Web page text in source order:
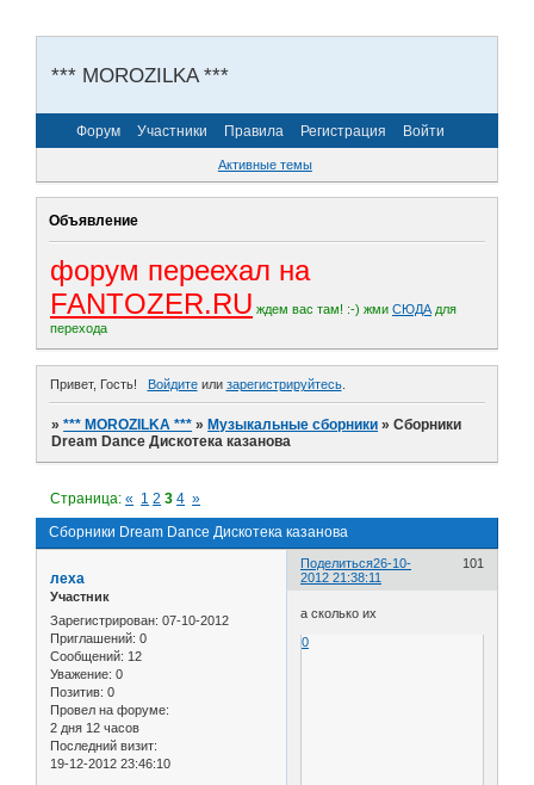
*** MOROZILKA ***
Форум Участники Правила Регистрация Войти
Активные темы
Объявление
форум переехал на
FANTOZER.RU ждем вас там! :-) жми СЮДА для
перехода
Привет, Гость! Войдитеили зарегистрируйтесь.
»*** MOROZILKA *** » Музыкальные сборники »Сборники
Dream Dance Дискотека казанова
Сборники Dream Dance Дискотека казанова
Страница:« 1 2 3 4 »
Поделиться 101
26-10-
2012 21:38:11
леха
Участник
Зарегистрирован: 07-10-2012
Приглашений: 0
Сообщений: 12
Уважение: 0
Позитив: 0
Провел на форуме:
2 дня 12 часов
Последний визит:
19-12-2012 23:46:10
а сколько их
0